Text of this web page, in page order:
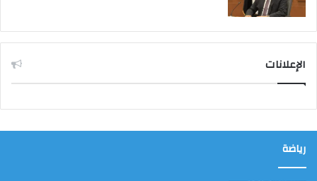
الإعلانات
رياضة